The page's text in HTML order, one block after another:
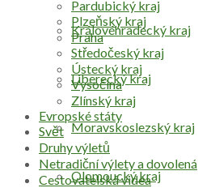
Královéhradecký kraj
Liberecký kraj
Moravskoslezský kraj
Olomoucký kraj
Pardubický kraj
Plzeňský kraj
Praha
Středočeský kraj
Ústecký kraj
Vysočina
Zlínský kraj
Evropské státy
Svět
Druhy výletů
Netradiční výlety a dovolená
Cestovatelská videa